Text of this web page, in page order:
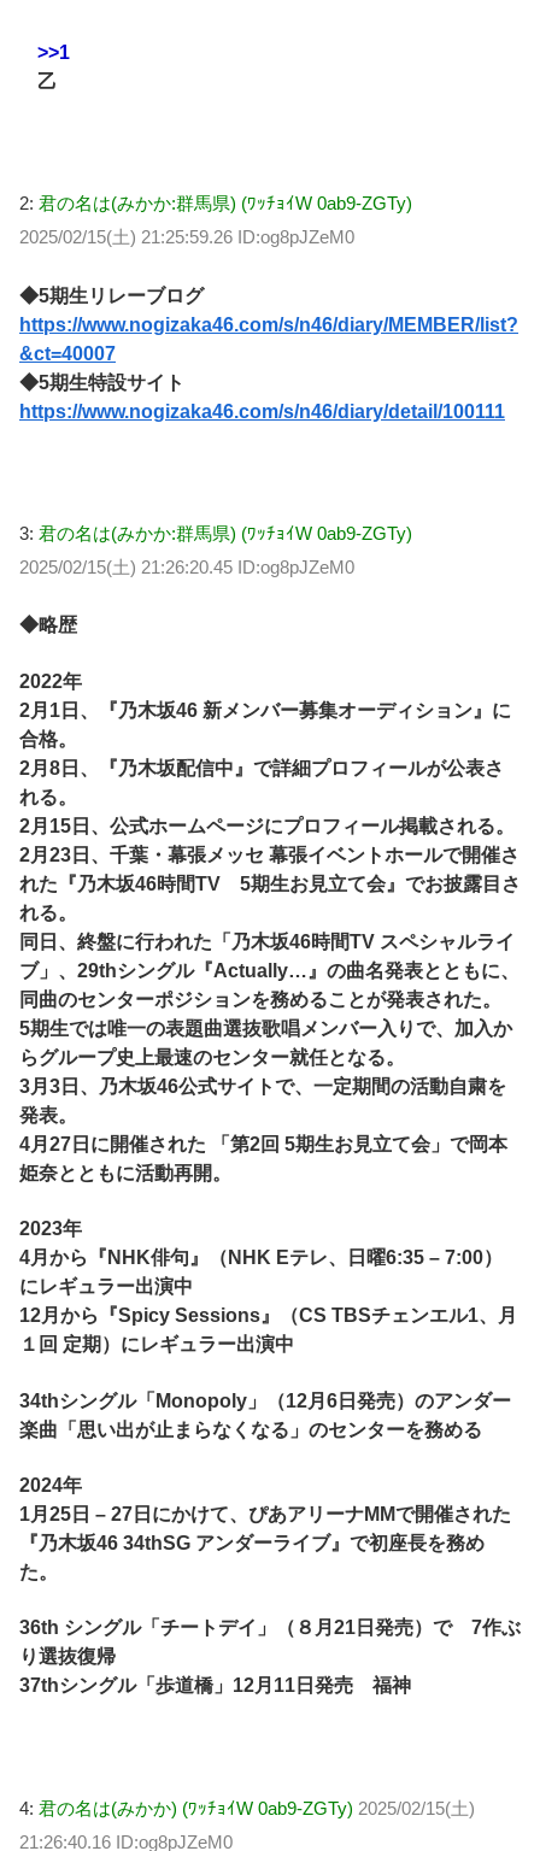
>>1
乙
2: 君の名は(みかか:群馬県) (ﾜｯﾁｮｲW 0ab9-ZGTy)
2025/02/15(土) 21:25:59.26 ID:og8pJZeM0
◆5期生リレーブログ
https://www.nogizaka46.com/s/n46/diary/MEMBER/list?
&ct=40007
◆5期生特設サイト
https://www.nogizaka46.com/s/n46/diary/detail/100111
3: 君の名は(みかか:群馬県) (ﾜｯﾁｮｲW 0ab9-ZGTy)
2025/02/15(土) 21:26:20.45 ID:og8pJZeM0
◆略歴
2022年
2月1日、『乃木坂46 新メンバー募集オーディション』に
合格。
2月8日、『乃木坂配信中』で詳細プロフィールが公表さ
れる。
2月15日、公式ホームページにプロフィール掲載される。
2月23日、千葉・幕張メッセ 幕張イベントホールで開催さ
れた『乃木坂46時間TV 5期生お見立て会』でお披露目さ
れる。
同日、終盤に行われた「乃木坂46時間TV スペシャルライ
ブ」、29thシングル『Actually…』の曲名発表とともに、
同曲のセンターポジションを務めることが発表された。
5期生では唯一の表題曲選抜歌唱メンバー入りで、加入か
らグループ史上最速のセンター就任となる。
3月3日、乃木坂46公式サイトで、一定期間の活動自粛を
発表。
4月27日に開催された 「第2回 5期生お見立て会」で岡本
姫奈とともに活動再開。
2023年
4月から『NHK俳句』（NHK Eテレ、日曜6:35 – 7:00）
にレギュラー出演中
12月から『Spicy Sessions』（CS TBSチェンエル1、月
１回 定期）にレギュラー出演中
34thシングル「Monopoly」（12月6日発売）のアンダー
楽曲「思い出が止まらなくなる」のセンターを務める
2024年
1月25日 – 27日にかけて、ぴあアリーナMMで開催された
『乃木坂46 34thSG アンダーライブ』で初座長を務め
た。
36th シングル「チートデイ」（８月21日発売）で 7作ぶ
り選抜復帰
37thシングル「歩道橋」12月11日発売 福神
4: 君の名は(みかか) (ﾜｯﾁｮｲW 0ab9-ZGTy) 2025/02/15(土)
21:26:40.16 ID:og8pJZeM0